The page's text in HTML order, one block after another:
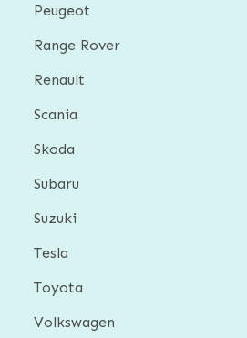
Peugeot
Range Rover
Renault
Scania
Skoda
Subaru
Suzuki
Tesla
Toyota
Volkswagen